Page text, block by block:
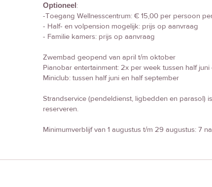
Optioneel:
-Toegang Wellnesscentrum: € 15,00 per persoon
- Half- en volpension mogelijk: prijs op aanvraag
- Familie kamers: prijs op aanvraag
Zwembad geopend van april t/m oktober
Pianobar entertainment: 2x per week tussen half
Miniclub: tussen half juni en half september
Strandservice (pendeldienst, ligbedden en parasol)
reserveren.
Minimumverblijf van 1 augustus t/m 29 augustus: 7